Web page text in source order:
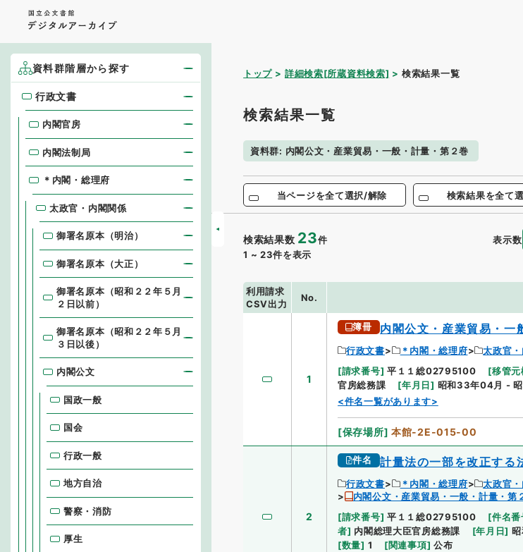
トップ 詳細検索[所蔵資料検索] 検索結果一覧
検索結果一覧
資料群: 内閣公文・産業貿易・一般・計量・第２巻
当ページを全て選択/解除 検索結果を全て
検索結果数 23件
1 ~ 23件を表示
表示数
利用請求
CSV出力
No.
1
簿冊 内閣公文・産業貿易・一
行政文書 ＊内閣・総理府 太政官
[請求番号] 平１１総02795100 [移管
官房総務課
[年月日] 昭和33年04月 -
<件名一覧があります>
[保存場所] 本館-2E-015-00
2
件名 計量法の一部を改正する
行政文書 ＊内閣・総理府 太政官
内閣公文・産業貿易・一般・計量・第
[請求番号] 平１１総02795100 [件名番
者] 内閣総理大臣官房総務課 [年月日]
[数量] 1 [関連事項] 公布
資料群階層から探す
行政文書
行政文書
内閣官房
内閣法制局
＊内閣・総理府
太政官・内閣関係
御署名原本（明治）
御署名原本（大正）
御署名原本（昭和２２年５月
２日以前）
御署名原本（昭和２２年５月
３日以後）
内閣公文
国政一般
国会
行政一般
地方自治
警察・消防
厚生